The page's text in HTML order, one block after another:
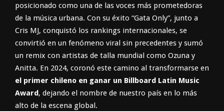
posicionado como una de las voces más prometedoras
de la música urbana. Con su éxito “Gata Only”, junto a
Cris MJ, conquistó los rankings internacionales, se
convirtió en un fenómeno viral sin precedentes y sumó
un remix con artistas de talla mundial como Ozuna y
Anitta. En 2024, coronó este camino al transformarse en
el primer chileno en ganar un Billboard Latin Music
Award, dejando el nombre de nuestro país en lo más
alto de la escena global.